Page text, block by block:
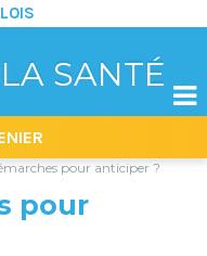
SANTÉ

pour anticiper ?
pour